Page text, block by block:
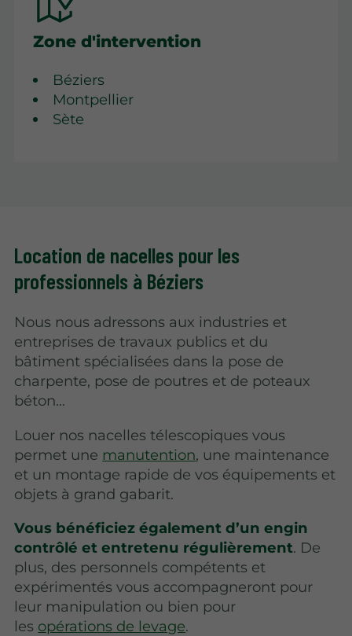
Zone d'intervention
Béziers
Montpellier
Sète
Location de nacelles pour les
professionnels à Béziers
Nous nous adressons aux industries et
entreprises de travaux publics et du
bâtiment spécialisées dans la pose de
charpente, pose de poutres et de poteaux
béton…
Louer nos nacelles télescopiques vous
permet une manutention, une maintenance
et un montage rapide de vos équipements et
objets à grand gabarit.
Vous bénéficiez également d’un engin
contrôlé et entretenu régulièrement. De
plus, des personnels compétents et
expérimentés vous accompagneront pour
leur manipulation ou bien pour
les opérations de levage.